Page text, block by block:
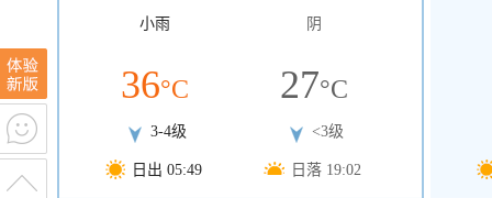
小雨
36°C
3-4级
日出 05:49
阴
27°C
<3级
日落 19:02